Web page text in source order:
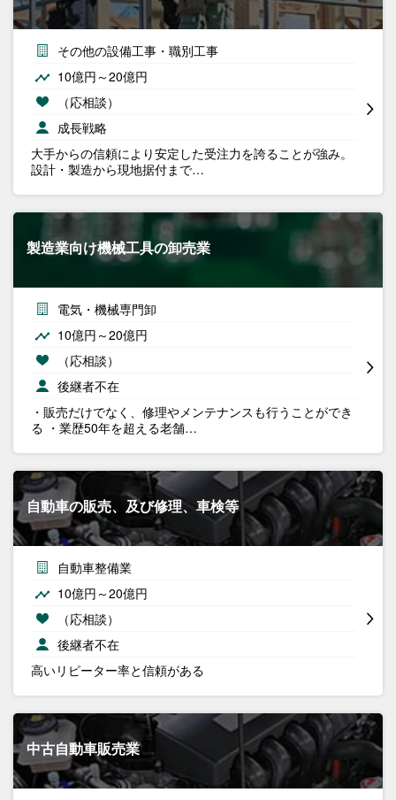
その他の設備工事・職別工事
10億円～20億円
（応相談）
成長戦略
大手からの信頼により安定した受注力を誇ることが強み。
設計・製造から現地据付まで…
製造業向け機械工具の卸売業
電気・機械専門卸
10億円～20億円
（応相談）
後継者不在
・販売だけでなく、修理やメンテナンスも行うことができ
る ・業歴50年を超える老舗…
自動車の販売、及び修理、車検等
自動車整備業
10億円～20億円
（応相談）
後継者不在
高いリピーター率と信頼がある
中古自動車販売業